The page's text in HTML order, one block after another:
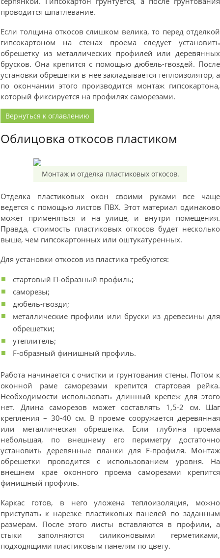
проводится шпатлевание.
Если толщина откосов слишком велика, то перед отделкой
гипсокартоном на стенах проема следует установить
обрешетку из металлических профилей или деревянных
брусков. Она крепится с помощью дюбель-гвоздей. После
установки обрешетки в нее закладывается теплоизолятор, а
по окончании этого производится монтаж гипсокартона,
который фиксируется на профилях саморезами.
Вернуться к оглавлению
Облицовка откосов пластиком
Монтаж и отделка пластиковых откосов.
Отделка пластиковых окон своими руками все чаще
ведется с помощью листов ПВХ. Этот материал одинаково
может применяться и на улице, и внутри помещения.
Правда, стоимость пластиковых откосов будет несколько
выше, чем гипсокартонных или оштукатуренных.
Для установки откосов из пластика требуются:
стартовый П-образный профиль;
саморезы;
дюбель-гвозди;
металлические профили или бруски из древесины для
обрешетки;
утеплитель;
F-образный финишный профиль.
Работа начинается с очистки и грунтования стены. Потом к
оконной раме саморезами крепится стартовая рейка.
Необходимости использовать длинный крепеж для этого
нет. Длина саморезов может составлять 1,5-2 см. Шаг
крепления – 30-40 см. В проеме сооружается деревянная
или металлическая обрешетка. Если глубина проема
небольшая, по внешнему его периметру достаточно
установить деревянные планки для F-профиля. Монтаж
обрешетки проводится с использованием уровня. На
внешнем крае оконного проема саморезами крепится
финишный профиль.
Каркас готов, в него уложена теплоизоляция, можно
приступать к нарезке пластиковых панелей по заданным
размерам. После этого листы вставляются в профили, а
стыки заполняются силиконовыми герметиками,
подходящими пластиковым панелям по цвету.